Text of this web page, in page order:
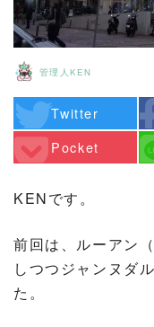
管理人KEN
Twitter
Pocket
KENです。
前回は、ルーアン
しつつジャンヌダ
た。